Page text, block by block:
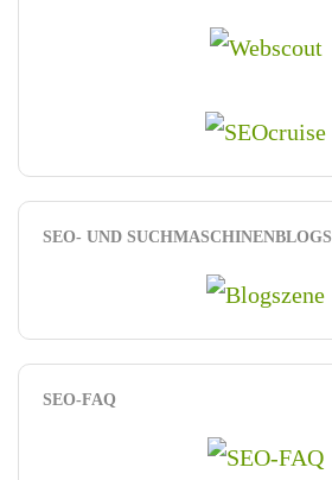
SEO- UND SUCHMASCHINENBLOGS
SEO-FAQ